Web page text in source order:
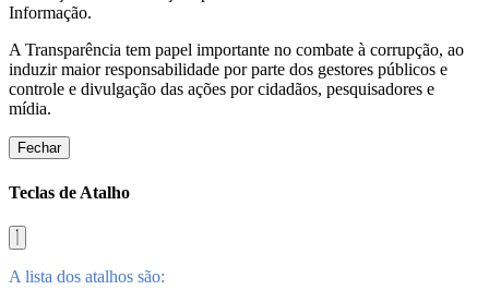
Informação.
A Transparência tem papel importante no combate à corrupção, ao
induzir maior responsabilidade por parte dos gestores públicos e
controle e divulgação das ações por cidadãos, pesquisadores e
mídia.
Fechar
Teclas de Atalho
A lista dos atalhos são: